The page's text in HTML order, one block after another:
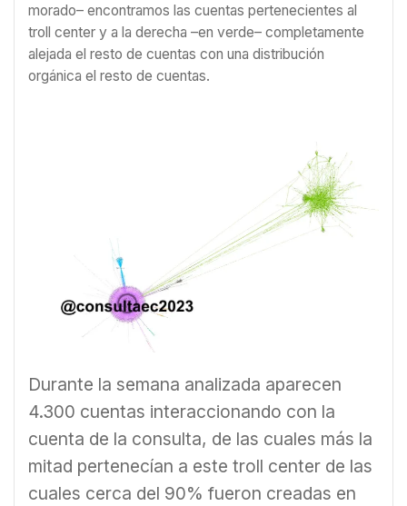
morado– encontramos las cuentas pertenecientes al
troll center y a la derecha –en verde– completamente
alejada el resto de cuentas con una distribución
orgánica el resto de cuentas.
Durante la semana analizada aparecen
4.300 cuentas interaccionando con la
cuenta de la consulta, de las cuales más la
mitad pertenecían a este troll center de las
cuales cerca del 90% fueron creadas en